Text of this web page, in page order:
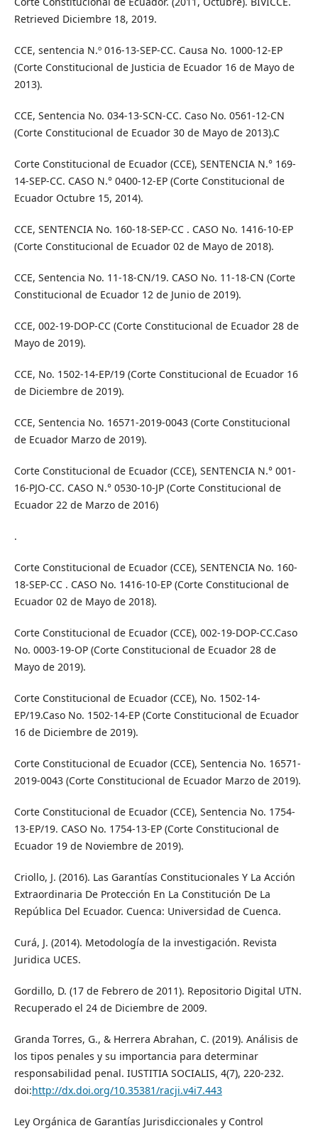
Retrieved Diciembre 18, 2019.
CCE, sentencia N.º 016-13-SEP-CC. Causa No. 1000-12-EP
(Corte Constitucional de Justicia de Ecuador 16 de Mayo de
2013).
CCE, Sentencia No. 034-13-SCN-CC. Caso No. 0561-12-CN
(Corte Constitucional de Ecuador 30 de Mayo de 2013).C
Corte Constitucional de Ecuador (CCE), SENTENCIA N.° 169-
14-SEP-CC. CASO N.° 0400-12-EP (Corte Constitucional de
Ecuador Octubre 15, 2014).
CCE, SENTENCIA No. 160-18-SEP-CC . CASO No. 1416-10-EP
(Corte Constitucional de Ecuador 02 de Mayo de 2018).
CCE, Sentencia No. 11-18-CN/19. CASO No. 11-18-CN (Corte
Constitucional de Ecuador 12 de Junio de 2019).
CCE, 002-19-DOP-CC (Corte Constitucional de Ecuador 28 de
Mayo de 2019).
CCE, No. 1502-14-EP/19 (Corte Constitucional de Ecuador 16
de Diciembre de 2019).
CCE, Sentencia No. 16571-2019-0043 (Corte Constitucional
de Ecuador Marzo de 2019).
Corte Constitucional de Ecuador (CCE), SENTENCIA N.° 001-
16-PJO-CC. CASO N.° 0530-10-JP (Corte Constitucional de
Ecuador 22 de Marzo de 2016)
.
Corte Constitucional de Ecuador (CCE), SENTENCIA No. 160-
18-SEP-CC . CASO No. 1416-10-EP (Corte Constitucional de
Ecuador 02 de Mayo de 2018).
Corte Constitucional de Ecuador (CCE), 002-19-DOP-CC.Caso
No. 0003-19-OP (Corte Constitucional de Ecuador 28 de
Mayo de 2019).
Corte Constitucional de Ecuador (CCE), No. 1502-14-
EP/19.Caso No. 1502-14-EP (Corte Constitucional de Ecuador
16 de Diciembre de 2019).
Corte Constitucional de Ecuador (CCE), Sentencia No. 16571-
2019-0043 (Corte Constitucional de Ecuador Marzo de 2019).
Corte Constitucional de Ecuador (CCE), Sentencia No. 1754-
13-EP/19. CASO No. 1754-13-EP (Corte Constitucional de
Ecuador 19 de Noviembre de 2019).
Criollo, J. (2016). Las Garantías Constitucionales Y La Acción
Extraordinaria De Protección En La Constitución De La
República Del Ecuador. Cuenca: Universidad de Cuenca.
Curá, J. (2014). Metodología de la investigación. Revista
Juridica UCES.
Gordillo, D. (17 de Febrero de 2011). Repositorio Digital UTN.
Recuperado el 24 de Diciembre de 2009.
Granda Torres, G., & Herrera Abrahan, C. (2019). Análisis de
los tipos penales y su importancia para determinar
responsabilidad penal. IUSTITIA SOCIALIS, 4(7), 220-232.
doi:http://dx.doi.org/10.35381/racji.v4i7.443
Ley Orgánica de Garantías Jurisdiccionales y Control